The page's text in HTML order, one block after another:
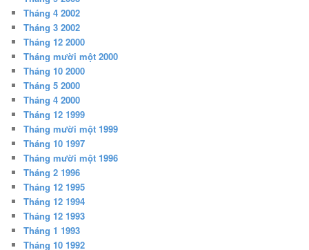
Tháng 4 2002
Tháng 3 2002
Tháng 12 2000
Tháng mười một 2000
Tháng 10 2000
Tháng 5 2000
Tháng 4 2000
Tháng 12 1999
Tháng mười một 1999
Tháng 10 1997
Tháng mười một 1996
Tháng 2 1996
Tháng 12 1995
Tháng 12 1994
Tháng 12 1993
Tháng 1 1993
Tháng 10 1992